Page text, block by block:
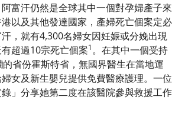
富汗仍然是全球其中一個對孕婦產子來
以及其他發達國家，產婦死亡個案定必
，就有4,300名婦女因妊娠或分娩出現
超過10宗死亡個案1。在其中一個受持
省份霍斯特省，無國界醫生在當地運
女及新生嬰兒提供免費醫療護理。一位
」分享她第二度在該醫院參與救援工作